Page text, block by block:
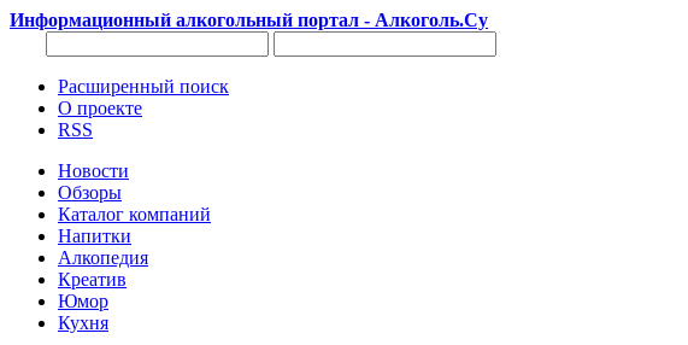
Информационный алкогольный портал - Алкоголь.Су
Расширенный поиск
О проекте
RSS
Новости
Обзоры
Каталог компаний
Напитки
Алкопедия
Креатив
Юмор
Кухня